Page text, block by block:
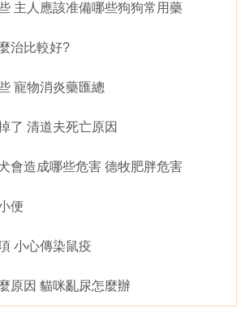
主人應該准備哪些狗狗常用藥
治比較好?
寵物消炎藥匯總
了 清道夫死亡原因
會造成哪些危害 德牧肥胖危害
便
小心傳染鼠疫
原因 貓咪亂尿怎麼辦